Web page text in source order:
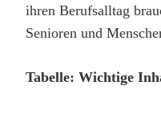
ihren Berufsalltag
Senioren und
Tabelle: Wichtige